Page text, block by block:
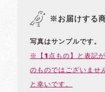
※お届けする
写真はサンプルです。
※【1点もの】と表記
のものではございませ
と幸いです。